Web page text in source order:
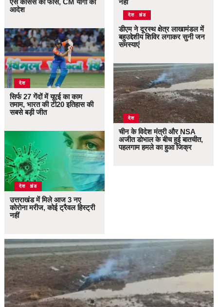
आदेश
देश
सिर्फ 27 गेंदों में यूएई का काम
तमाम, भारत की टी20 इतिहास की
सबसे बड़ी जीत
उत्तराखंड
देश
उत्तराखंड में मिले आज 3 नए
कोरोना मरीज, कोई ट्रैवल हिस्ट्री
नहीं
उत्तराखंड
देश
डीएम ने दूरस्थ क्षेत्र लाखामंडल में
बहुउद्देशीय शिविर लगाकर सुनी जन
समस्याएं
देश
चीन के विदेश मंत्री और NSA
अजीत डोभाल के बीच हुई बातचीत,
पहलगाम हमले का हुआ जिक्र